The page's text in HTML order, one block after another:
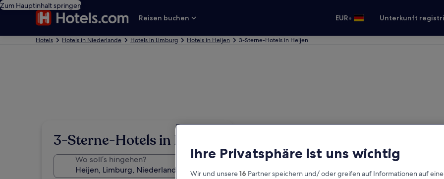
Zum Hauptinhalt springen
Reisen buchen
EUR• Unterkunft
Hotels Hotels in Niederlande Hotels in Limburg Hotels in Heijen 3-Sterne-Hotels in Heijen
3-Sterne-Hotels in Heijen
Wo soll’s hingehen? Ihre Privatsphäre ist uns wichtig
Wir und unsere16 Partner speichern und/ oder greifen auf Informationen auf